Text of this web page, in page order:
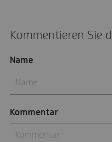
Kommentieren Sie
Name
Kommentar